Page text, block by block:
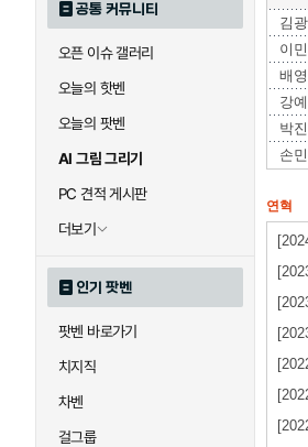
공통 커뮤니티
오픈 이슈 갤러리
오늘의 핫벤
오늘의 팟벤
AI 그림 그리기
PC 견적 게시판
더보기
인기 팟벤
팟벤 바로가기
치지직
차벤
걸그룹
김
이
배
강
박
손
연혁